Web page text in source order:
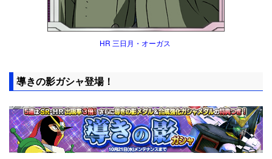
HR 三日月・オーガス
導きの影ガシャ登場！